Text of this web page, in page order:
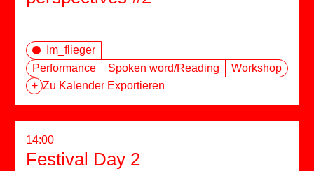
Im_flieger
Performance
Spoken word/Reading
Workshop
+ Zu Kalender Exportieren
14:00
Festival Day 2